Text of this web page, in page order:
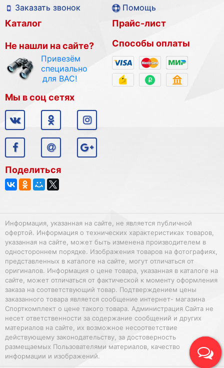
Заказать звонок
Помощь
Каталог
Не нашли на сайте?
Привезём
специально
для ВАС!
Прайс-лист
Способы оплаты
Мы в соц сетях
Поделиться
Информация, указанная на сайте, не является публичной
офертой. Информация о технических характеристиках товаров,
указанная на сайте, может быть изменена производителем в
одностороннем порядке. Изображения товаров на фотографиях,
представленных в каталоге на сайте, могут отличаться от
оригиналов. Информация о цене товара, указанная в каталоге на
сайте, может отличаться от фактической к моменту оформления
заказа на соответствующий товар. Подтверждением цены
заказанного товара является сообщение интернет- магазина
Спорткомплект о цене такого товара. Администрация Сайта не
несет ответственности за содержание сообщений и других
материалов на сайте, их возможное несоответствие
действующему законодательству, за достоверность
размещаемых Пользователями материалов, качество
информации и изображений.